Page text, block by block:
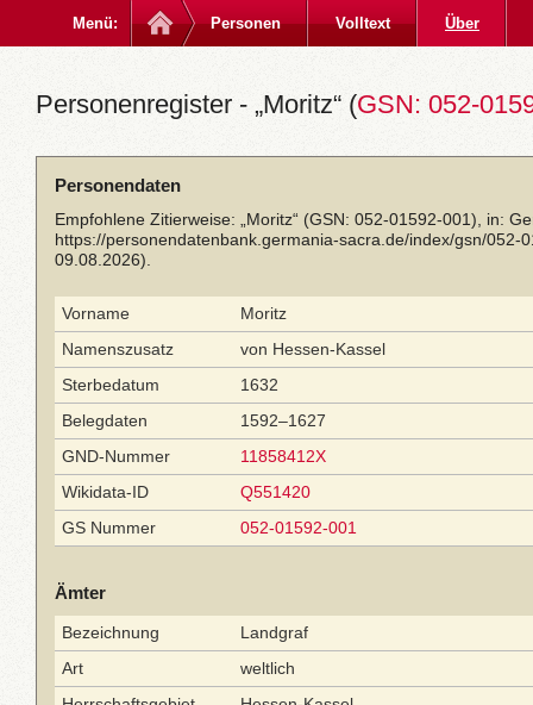
Menü: Personen Volltext Über
Personenregister - „Moritz“ (GSN: 052-
Personendaten
Empfohlene Zitierweise: „Moritz“ (GSN: 052-01592-001), in:
https://personendatenbank.germania-sacra.de/index/gsn/052-
09.08.2026).
Vorname
Moritz
Namenszusatz
von Hessen-Kassel
Sterbedatum
1632
Belegdaten
1592–1627
GND-Nummer
11858412X
Wikidata-ID
Q551420
GS Nummer
052-01592-001
Ämter
Bezeichnung
Landgraf
Art
weltlich